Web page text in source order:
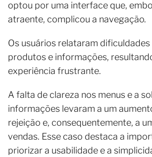
optou por uma interface que,
atraente, complicou a navegação.
Os usuários relataram
produtos e informações,
experiência frustrante.
A falta de clareza nos menus e a
informações levaram a um
rejeição e, consequentemente, a
vendas. Esse caso destaca a
priorizar a usabilidade e a